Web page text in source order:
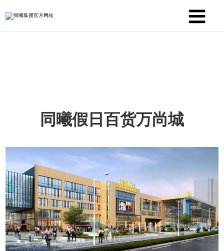
同曦假日百货万尚城